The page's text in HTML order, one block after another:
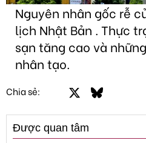
Nguyên nhân gốc rễ
lịch Nhật Bản . Thực
sạn tăng cao và
nhân tạo.
Chia sẻ: FacebookBluesky
Được quan tâm